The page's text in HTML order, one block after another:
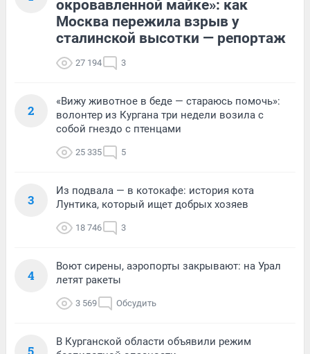
окровавленной майке»: как
Москва пережила взрыв у
сталинской высотки — репортаж
27 194 3
2
«Вижу животное в беде — стараюсь помочь»:
волонтер из Кургана три недели возила с
собой гнездо с птенцами
25 335 5
3
Из подвала — в котокафе: история кота
Лунтика, который ищет добрых хозяев
18 746 3
4
Воют сирены, аэропорты закрывают: на Урал
летят ракеты
3 569 Обсудить
5
В Курганской области объявили режим